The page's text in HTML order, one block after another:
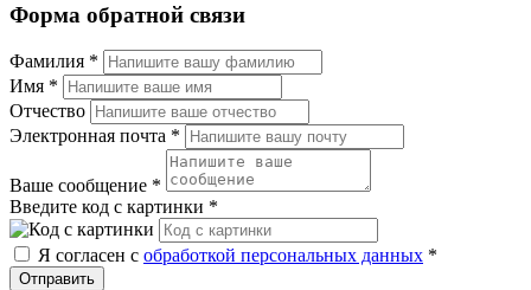
Форма обратной связи
Фамилия *
Имя *
Отчество
Электронная почта *
Ваше сообщение *
Введите код с картинки *
Я согласен с обработкой персональных данных *
Отправить